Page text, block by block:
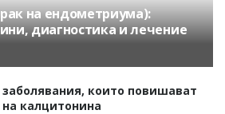
на ендометриума):
диагностика и лечение
заболявания, които повишават
калцитонина